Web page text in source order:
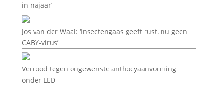
in najaar’
Jos van der Waal: ‘Insectengaas geeft rust, nu geen
CABY-virus’
Verrood tegen ongewenste anthocyaanvorming
onder LED